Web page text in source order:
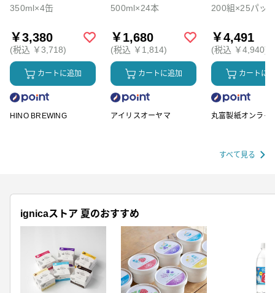
350ml×4缶
￥3,380
(税込 ￥3,718)
カートに追加
HINO BREWING
ーダ
500ml×24本
￥1,680
(税込 ￥1,814)
カートに追加
アイリスオーヤマ
200組×25パッ
￥4,491
(税込 ￥4,940)
カートに
丸富製紙オンライ
すべて見る
ignicaストア 夏のおすすめ